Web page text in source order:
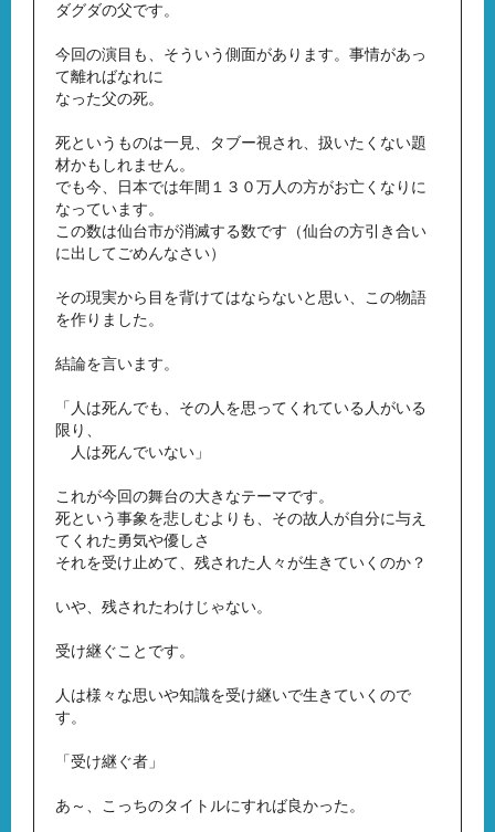
ダグダの父です。
今回の演目も、そういう側面があります。事情があっ
て離ればなれに
なった父の死。
死というものは一見、タブー視され、扱いたくない題
材かもしれません。
でも今、日本では年間１３０万人の方がお亡くなりに
なっています。
この数は仙台市が消滅する数です（仙台の方引き合い
に出してごめんなさい）
その現実から目を背けてはならないと思い、この物語
を作りました。
結論を言います。
「人は死んでも、その人を思ってくれている人がいる
限り、
人は死んでいない」
これが今回の舞台の大きなテーマです。
死という事象を悲しむよりも、その故人が自分に与え
てくれた勇気や優しさ
それを受け止めて、残された人々が生きていくのか？
いや、残されたわけじゃない。
受け継ぐことです。
人は様々な思いや知識を受け継いで生きていくので
す。
「受け継ぐ者」
あ～、こっちのタイトルにすれば良かった。